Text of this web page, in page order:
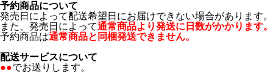
予約商品について
発売日によって配送希望日にお届けできない場合があります。
また、発売日によって通常商品より発送に日数がかかります。
予約商品は通常商品と同梱発送できません。
配送サービスについて
●●でお送りします。